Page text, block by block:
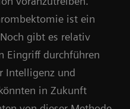
ist ein
gibt es relativ
Eingriff durchführen
Intelligenz und
in Zukunft